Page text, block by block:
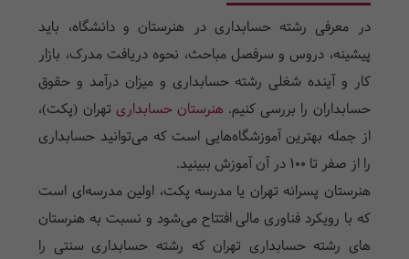
در معرفی رشته حسابداری در هنرستان و دانشگاه، باید
پیشینه، دروس و سرفصل مباحث، نحوه دریافت مدرک، بازار
کار و آینده شغلی رشته حسابداری و میزان درآمد و حقوق
حسابداران را بررسی کنیم. هنرستان حسابداری تهران (پکت)،
از جمله بهترین آموزشگاه‌هایی است که می‌توانید حسابداری
را از صفر تا 100 در آن آموزش ببینید.
هنرستان پسرانه تهران یا مدرسه پکت، اولین مدرسه‌ای است
که با رویکرد فناوری مالی افتتاح می‌شود و نسبت به هنرستان
های رشته حسابداری تهران که رشته حسابداری سنتی را